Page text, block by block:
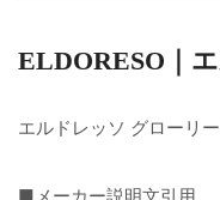
ELDORESO｜
エルドレッソ グローリ
■メーカー説明文引用